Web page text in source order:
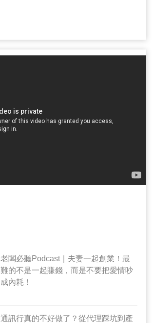
老闆必聽Podcast｜夫妻一起創業！最
難的不是一起賺錢，而是不要把愛情吵
成內耗！
通訊行真的不好做了？從代理踩坑到產